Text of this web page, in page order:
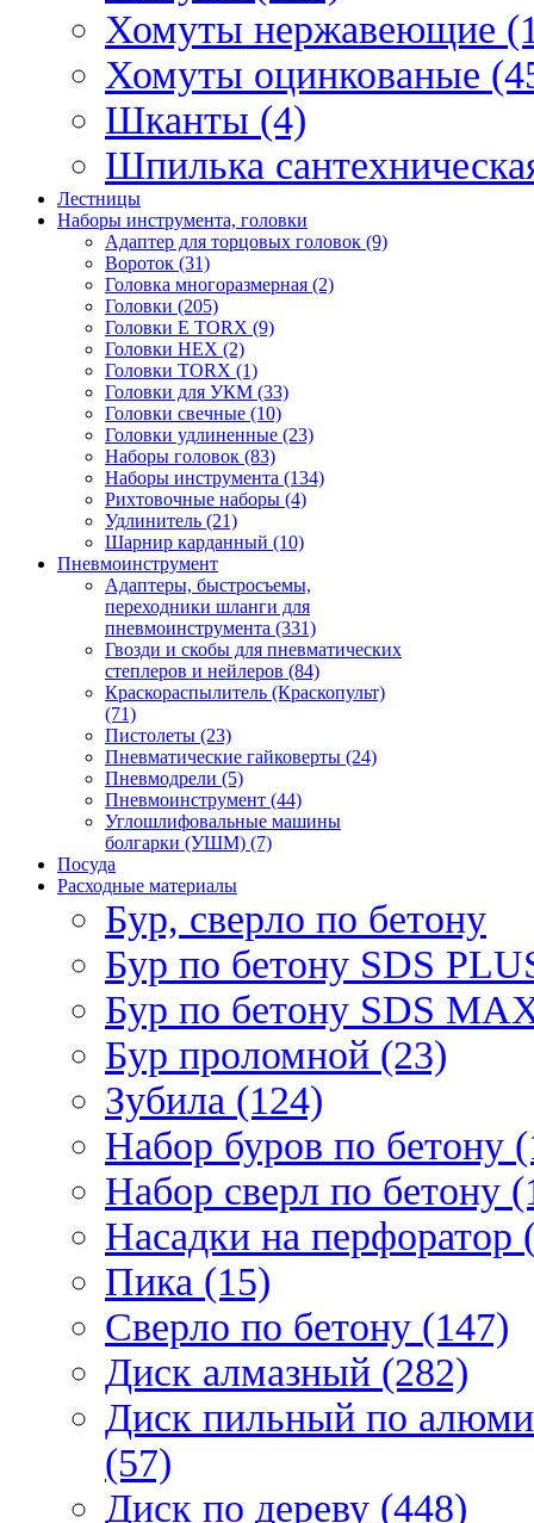
Хомуты нержавеющие
Хомуты оцинкованые
Шканты (4)
Шпилька
Лестницы
Наборы инструмента, головки
Адаптер для торцовых головок (9)
Вороток (31)
Головка многоразмерная (2)
Головки (205)
Головки E TORX (9)
Головки HEX (2)
Головки TORX (1)
Головки для УКМ (33)
Головки свечные (10)
Головки удлиненные (23)
Наборы головок (83)
Наборы инструмента (134)
Рихтовочные наборы (4)
Удлинитель (21)
Шарнир карданный (10)
Пневмоинструмент
Адаптеры, быстросъемы,
переходники шланги для
пневмоинструмента (331)
Гвозди и скобы для пневматических
степлеров и нейлеров (84)
Краскораспылитель (Краскопульт)
(71)
Пистолеты (23)
Пневматические гайковерты (24)
Пневмодрели (5)
Пневмоинструмент (44)
Углошлифовальные машины
болгарки (УШМ) (7)
Посуда
Расходные материалы
Бур, сверло по бетону
Бур по бетону SDS
Бур по бетону SDS
Бур проломной (23)
Зубила (124)
Набор буров по бетону
Набор сверл по бетону
Насадки на перфоратор
Пика (15)
Сверло по бетону (147)
Диск алмазный (282)
Диск пильный по
(57)
Диск по дереву (448)